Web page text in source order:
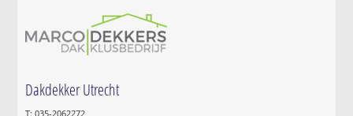
Dakdekker Utrecht
T: 035-2062272